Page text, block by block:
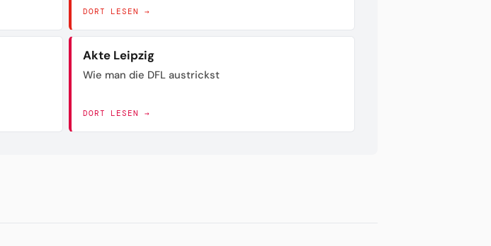
DORT LESEN →
Akte Leipzig
Wie man die DFL austrickst
DORT LESEN →